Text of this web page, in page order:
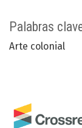
Palabras
Arte colonial